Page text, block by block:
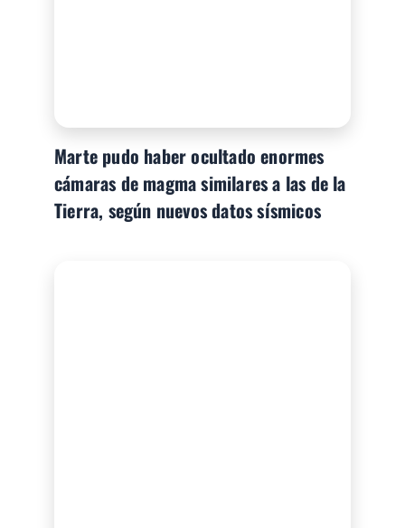
Marte pudo haber ocultado enormes
cámaras de magma similares a las de la
Tierra, según nuevos datos sísmicos